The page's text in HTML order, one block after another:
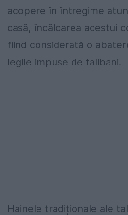
acopere în întregime
casă, încălcarea acestui
fiind considerată o
legile impuse de talibani.
Hainele tradiționale ale